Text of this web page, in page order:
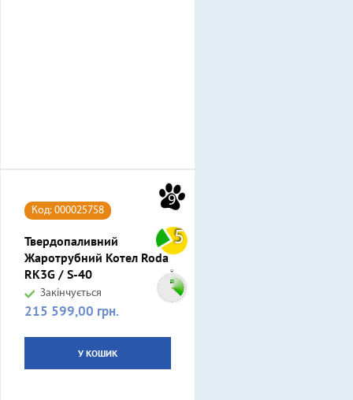
9
5
Код: 000025758
Твердопаливний
Жаротрубний Котел Roda
RK3G / S-40
Закінчується
Ціна
215 599,00 грн.
У КОШИК